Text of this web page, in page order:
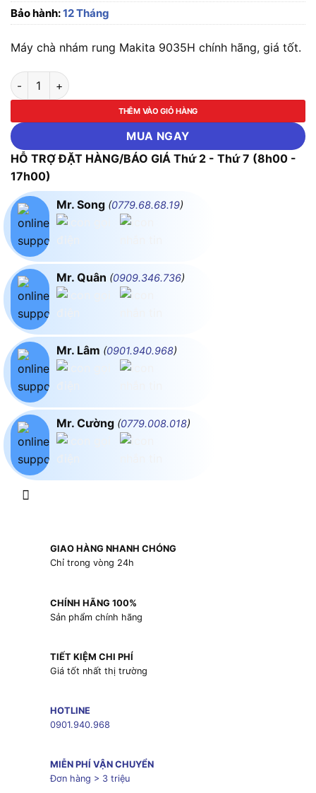
Bảo hành:12 Tháng
Máy chà nhám rung Makita 9035H chính hãng, giá tốt.
Máy chà nhám rung Makita 9035H số lượng
THÊM VÀO GIỎ HÀNG
MUA NGAY
HỖ TRỢ ĐẶT HÀNG/BÁO GIÁ Thứ 2 - Thứ 7 (8h00 -
17h00)
Mr. Song (0779.68.68.19)
Mr. Quân (0909.346.736)
Mr. Lâm (0901.940.968)
Mr. Cường (0779.008.018)
GIAO HÀNG NHANH CHÓNG
Chỉ trong vòng 24h
CHÍNH HÃNG 100%
Sản phẩm chính hãng
TIẾT KIỆM CHI PHÍ
Giá tốt nhất thị trường
HOTLINE
0901.940.968
MIỄN PHÍ VẬN CHUYỂN
Đơn hàng > 3 triệu